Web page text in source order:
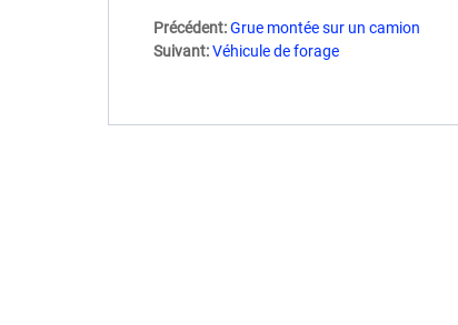
Précédent:Grue montée sur un camion
Suivant:Véhicule de forage